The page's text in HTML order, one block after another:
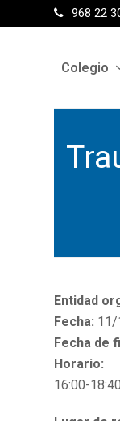
968 22
Colegio
Entidad
Fecha: 11/
Fecha de
Horario:
16:00-